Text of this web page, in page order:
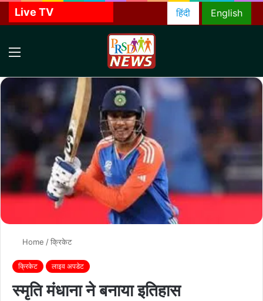
Live TV English
हिंदी
Home /क्रिकेट
क्रिकेट लाइव अपडेट
स्मृति मंधाना ने बनाया इतिहास